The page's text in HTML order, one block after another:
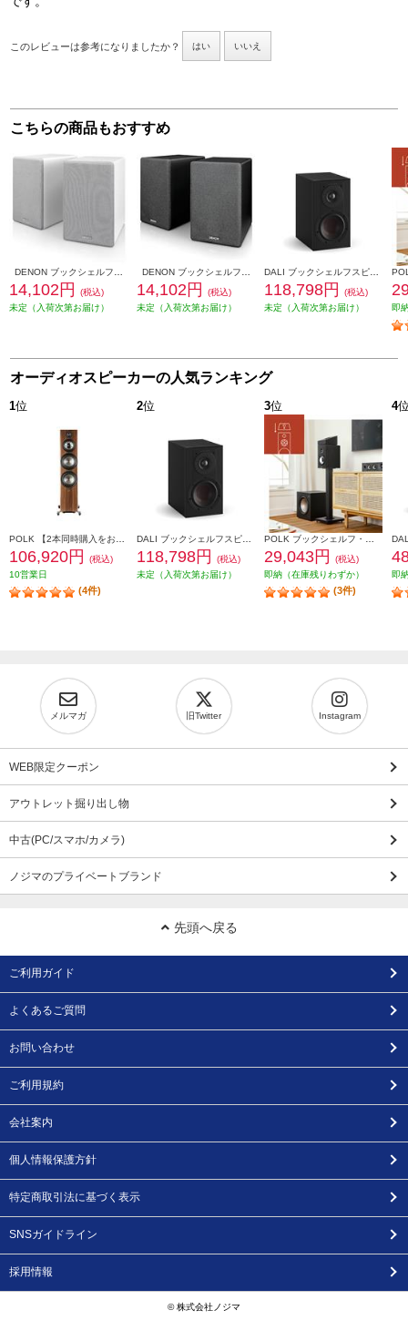
このレビューは参考になりましたか？ はい いいえ
こちらの商品もおすすめ
14,102円
(税込)
未定（入荷次第お届け）
14,102円
(税込)
未定（入荷次第お届け）
118,798円
(税込)
未定（入荷次第お届け）
即
オーディオスピーカーの人気ランキング
1位
106,920円
(税込)
10営業日
(4件)
2位
118,798円
(税込)
未定（入荷次第お届け）
3位
29,043円
(税込)
即納（在庫残りわずか）
(3件)
4
即
メルマガ 旧Twitter Instagram
WEB限定クーポン
アウトレット掘り出し物
中古(PC/スマホ/カメラ)
ノジマのプライベートブランド
先頭へ戻る
ご利用ガイド
よくあるご質問
お問い合わせ
ご利用規約
会社案内
個人情報保護方針
特定商取引法に基づく表示
SNSガイドライン
採用情報
© 株式会社ノジマ